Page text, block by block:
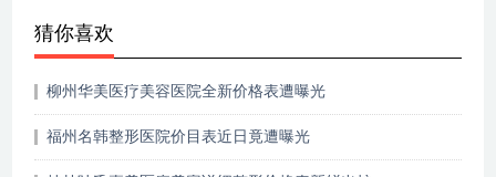
猜你喜欢
柳州华美医疗美容医院全新价格表遭曝光
福州名韩整形医院价目表近日竟遭曝光